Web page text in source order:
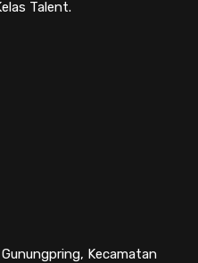
Talent.
Kecamatan